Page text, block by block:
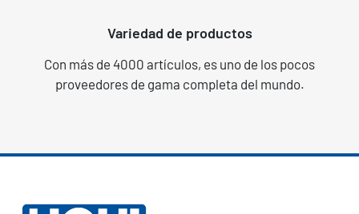
Variedad de productos
Con más de 4000 artículos, es uno de los pocos
proveedores de gama completa del mundo.